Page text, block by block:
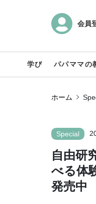
会員
学び パパママの
ホーム
Special
自由研
べる体
発売中